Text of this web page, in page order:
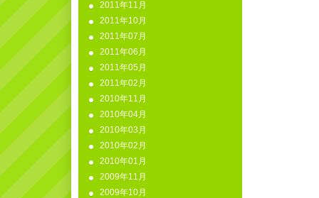
2011年11月
2011年10月
2011年07月
2011年06月
2011年05月
2011年02月
2010年11月
2010年04月
2010年03月
2010年02月
2010年01月
2009年11月
2009年10月